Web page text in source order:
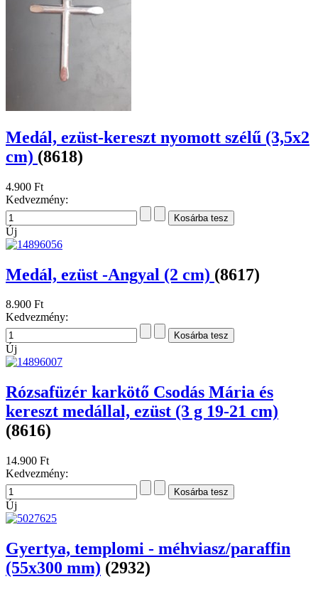
Medál, ezüst-kereszt nyomott szélű (3,5x2
cm) (8618)
4.900 Ft
Kedvezmény:
Új
Medál, ezüst -Angyal (2 cm) (8617)
8.900 Ft
Kedvezmény:
Új
Rózsafüzér karkötő Csodás Mária és
kereszt medállal, ezüst (3 g 19-21 cm)
(8616)
14.900 Ft
Kedvezmény:
Új
Gyertya, templomi - méhviasz/paraffin
(55x300 mm) (2932)